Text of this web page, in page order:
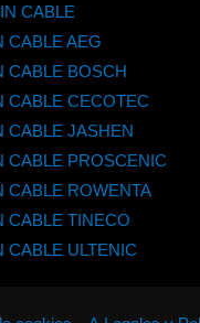
CABLE
CABLE AEG
CABLE BOSCH
CABLE CECOTEC
CABLE JASHEN
CABLE PROSCENIC
CABLE ROWENTA
CABLE TINECO
CABLE ULTENIC